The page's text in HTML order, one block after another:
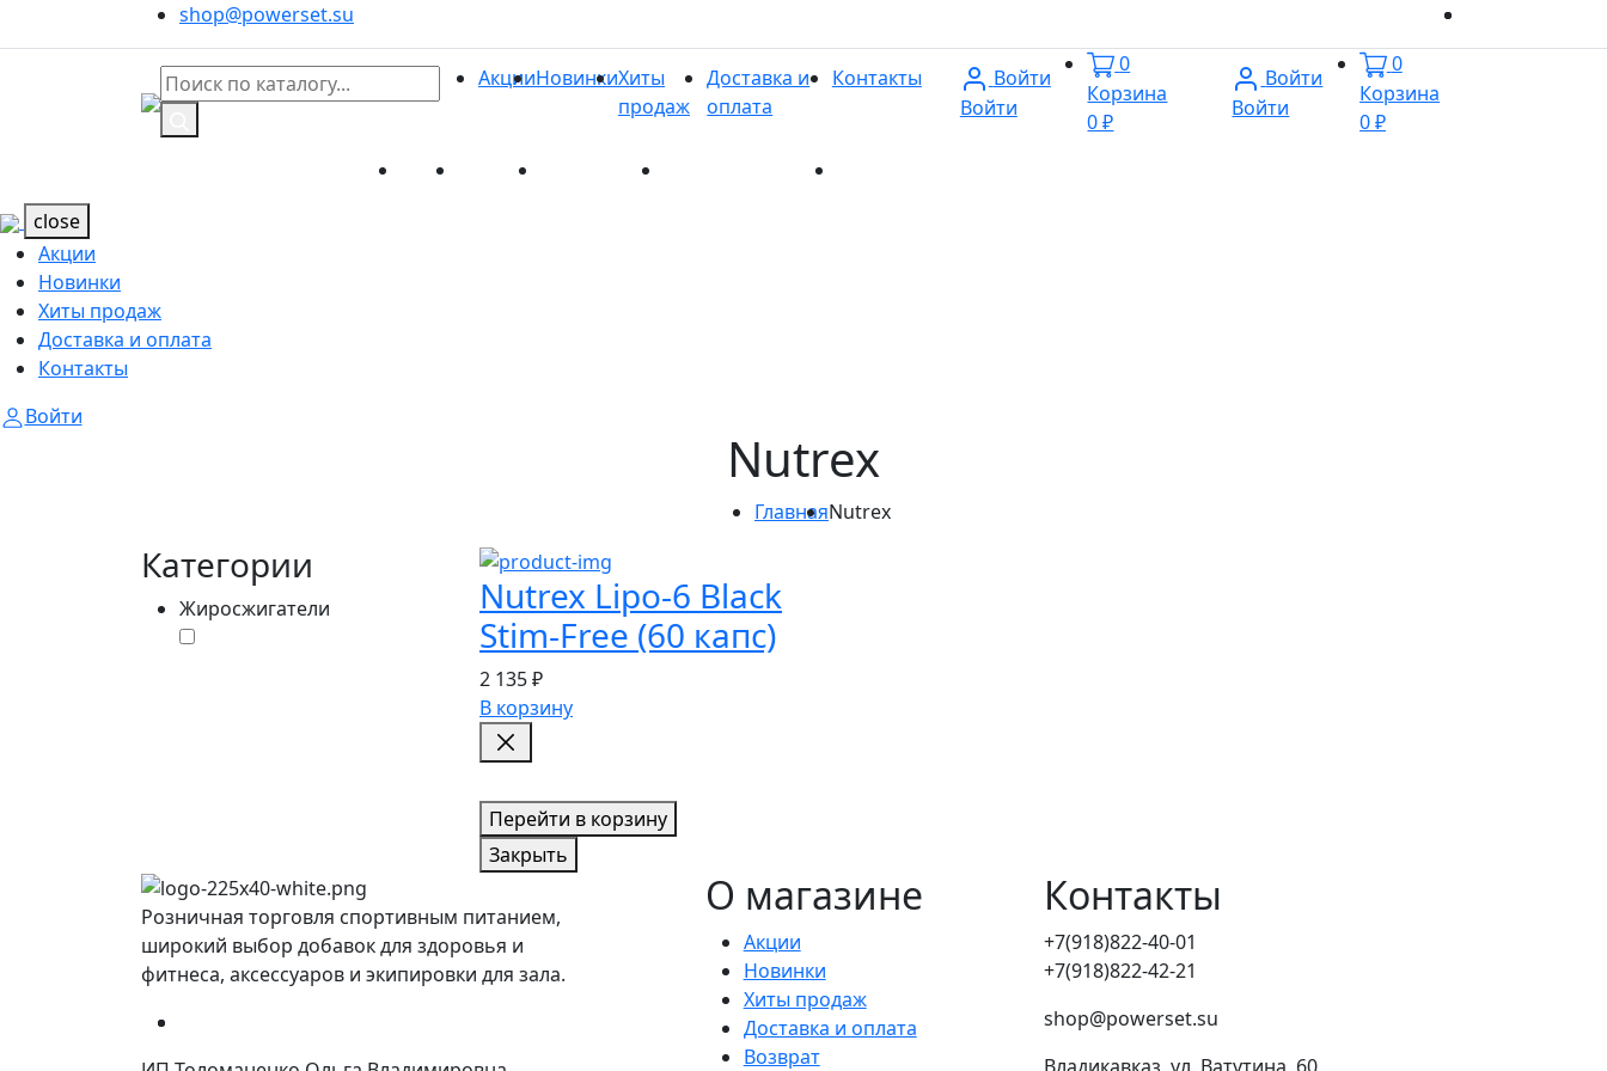
shop@powerset.su
АкцииНовинкиХиты
продаж
Доставка и
оплата
Контакты
Войти
Войти
0
Корзина
0 ₽
Войти
Войти
0
Корзина
0 ₽
Акции Новинки Хиты продаж Доставка и оплата
close
Акции
Новинки
Хиты продаж
Доставка и оплата
Контакты
Войти
Nutrex
ГлавнаяNutrex
Категории
Жиросжигатели
Nutrex Lipo-6 Black
Stim-Free (60 капс)
2 135 ₽
В корзину
Перейти в корзину
Закрыть
Розничная торговля спортивным питанием,
широкий выбор добавок для здоровья и
фитнеса, аксессуаров и экипировки для зала.
О магазине
Акции
Новинки
Хиты продаж
Доставка и оплата
Возврат
Контакты
+7(918)822-40-01
+7(918)822-42-21
shop@powerset.su